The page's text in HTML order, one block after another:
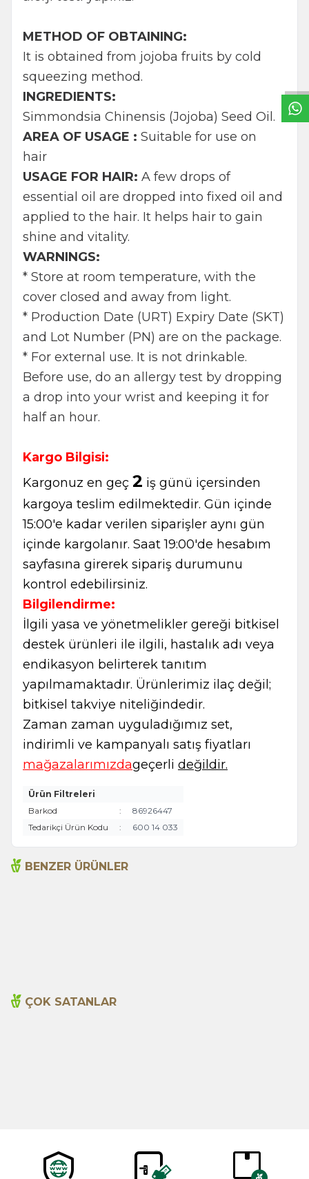
METHOD OF OBTAINING:
It is obtained from jojoba fruits by cold
squeezing method.
INGREDIENTS:
Simmondsia Chinensis (Jojoba) Seed Oil.
AREA OF USAGE : Suitable for use on
hair
USAGE FOR HAIR: A few drops of
essential oil are dropped into fixed oil and
applied to the hair. It helps hair to gain
shine and vitality.
WARNINGS:
* Store at room temperature, with the
cover closed and away from light.
* Production Date (URT) Expiry Date (SKT)
and Lot Number (PN) are on the package.
* For external use. It is not drinkable.
Before use, do an allergy test by dropping
a drop into your wrist and keeping it for
half an hour.
Kargo Bilgisi:
Kargonuz en geç 2 iş günü içersinden
kargoya teslim edilmektedir. Gün içinde
15:00'e kadar verilen siparişler aynı gün
içinde kargolanır. Saat 19:00'de hesabım
sayfasına girerek sipariş durumunu
kontrol edebilirsiniz.
Bilgilendirme:
İlgili yasa ve yönetmelikler gereği bitkisel
destek ürünleri ile ilgili, hastalık adı veya
endikasyon belirterek tanıtım
yapılmamaktadır. Ürünlerimiz ilaç değil;
bitkisel takviye niteliğindedir.
Zaman zaman uyguladığımız set,
indirimli ve kampanyalı satış fiyatları
mağazalarımızdageçerli değildir.
Ürün Filtreleri
Barkod
:
86926447
Tedarikçi Ürün Kodu
: 600 14 033
BENZER ÜRÜNLER
ÇOK SATANLAR